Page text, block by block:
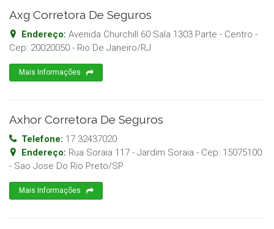
Axg Corretora De Seguros
Endereço: Avenida Churchill 60 Sala 1303 Parte - Centro -
Cep: 20020050 - Rio De Janeiro/RJ
Mais Informações
Axhor Corretora De Seguros
Telefone: 17 32437020
Endereço: Rua Soraia 117 - Jardim Soraia - Cep: 15075100
- Sao Jose Do Rio Preto/SP
Mais Informações